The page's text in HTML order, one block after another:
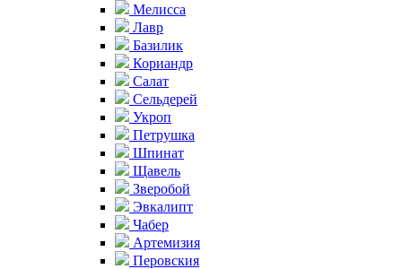
Мелисса
Лавр
Базилик
Кориандр
Салат
Сельдерей
Укроп
Петрушка
Шпинат
Щавель
Зверобой
Эвкалипт
Чабер
Артемизия
Перовския